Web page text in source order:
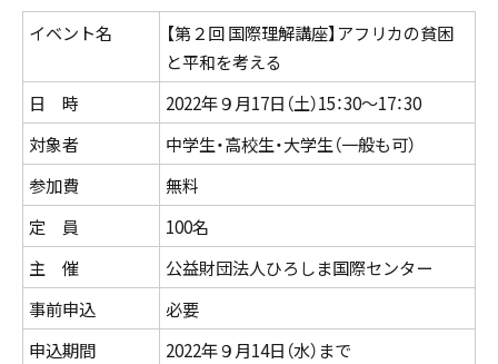
イベント名
【第２回 国際理解講座】アフリカの貧困
と平和を考える
日 時
2022年９月17日（土）15：30～17：30
対象者
中学生・高校生・大学生（一般も可）
参加費
無料
定 員
100名
主 催
公益財団法人ひろしま国際センター
事前申込
必要
申込期間
2022年９月14日（水）まで